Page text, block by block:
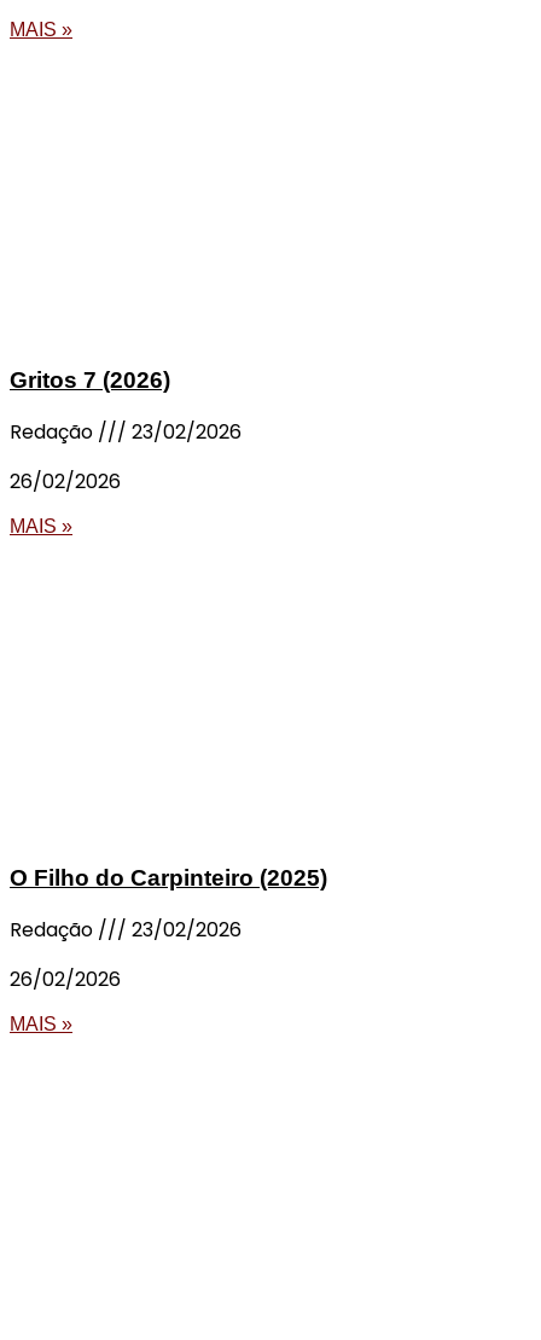
MAIS »
Gritos 7 (2026)
Redação
23/02/2026
26/02/2026
MAIS »
O Filho do Carpinteiro (2025)
Redação
23/02/2026
26/02/2026
MAIS »